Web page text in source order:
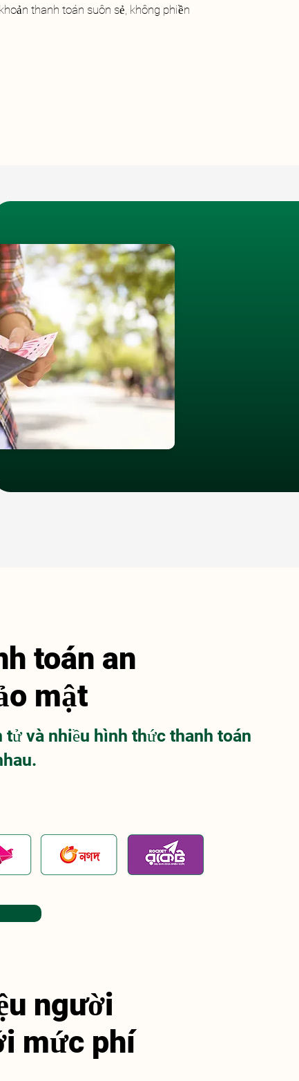
thanh toán suôn sẻ, không phiền
toán an
mật
tử và nhiều hình thức thanh toán
người
mức phí